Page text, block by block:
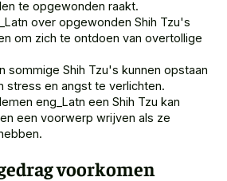
te opgewonden raakt.
over opgewonden Shih Tzu's
om zich te ontdoen van overtollige
sommige Shih Tzu's kunnen opstaan
stress en angst te verlichten.
eng_Latn een Shih Tzu kan
een voorwerp wrijven als ze
voorkomen